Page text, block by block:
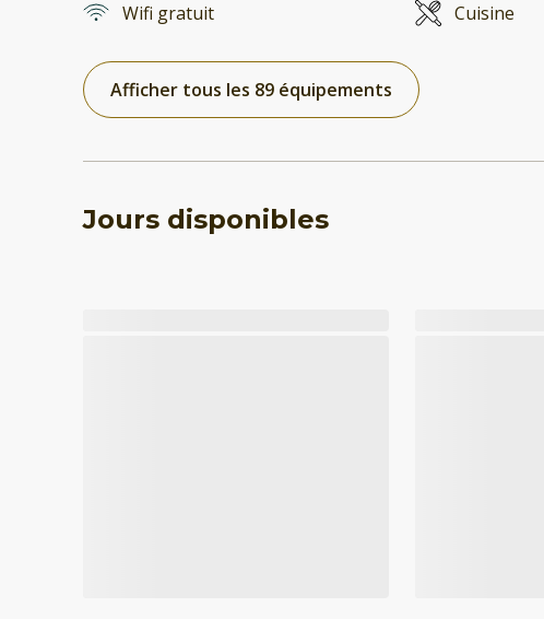
Wifi gratuit Cuisine
Afficher tous les 89 équipements
Jours disponibles